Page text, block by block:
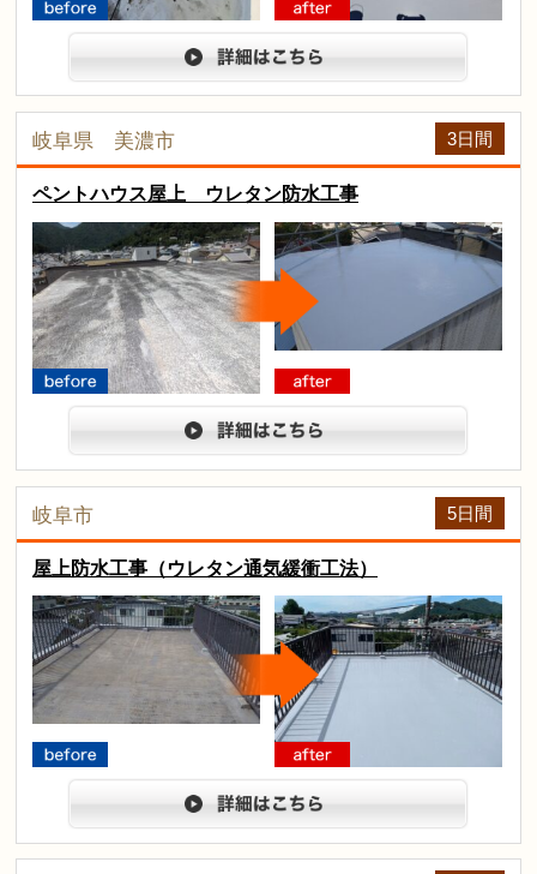
詳細は
before after
岐阜県 美濃市
詳細は
ペントハウス屋上 ウレタン防水工事
3日間
before after
岐阜市
詳細は
屋上防水工事（ウレタン通気緩衝工法）
5日間
before after
arrow